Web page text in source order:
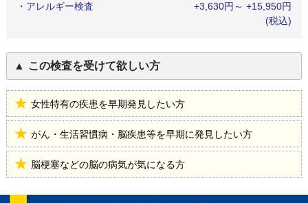
・ アレルギー検査 +3,630円 ～ +15,950円
(税込)
この検査を受けて欲しい方
女性特有の疾患を早期発見したい方
がん・生活習慣病・脳疾患等を早期に発見したい方
脳梗塞などの脳の病気が気になる方